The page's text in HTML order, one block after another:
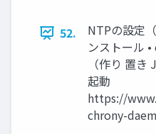
52.
NTPの設定
ンストール
（作り 置
起動
https://
chrony-